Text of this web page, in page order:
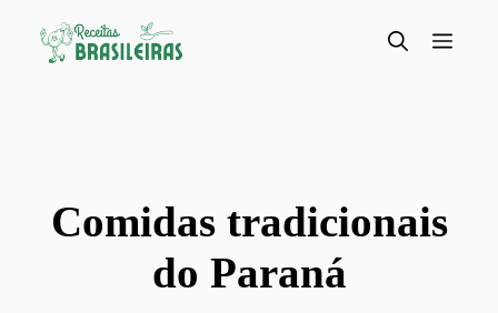
Menu
Comidas tradicionais
do Paraná